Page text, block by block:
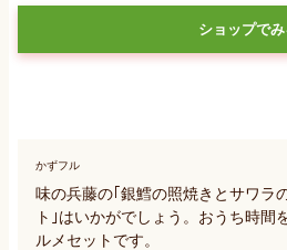
ショップでみ
かずフル
味の兵藤の｢銀鱈の照焼きとサワラ
ト｣はいかがでしょう。おうち時間
ルメセットです。